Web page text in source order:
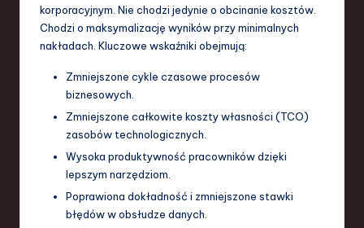
korporacyjnym. Nie chodzi jedynie o obcinanie kosztów.
Chodzi o maksymalizację wyników przy minimalnych
nakładach. Kluczowe wskaźniki obejmują:
Zmniejszone cykle czasowe procesów
biznesowych.
Zmniejszone całkowite koszty własności (TCO)
zasobów technologicznych.
Wysoka produktywność pracowników dzięki
lepszym narzędziom.
Poprawiona dokładność i zmniejszone stawki
błędów w obsłudze danych.